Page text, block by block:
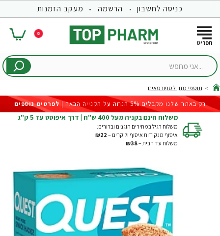
כניסה לחשבון הרשמה מעקב הזמנות
0
...אני
home
תוספי מזון לספורטאים
רק באתר שלנו מקבלים 5% הנחה על הקנייה הבאה |
לפרטים נוספים
משלוח חינם בקניה מעל 400 ש"ח | דרך איפוסט עד 5 ק"ג
משלוח רגיל במחירים הוגנים וברורים:
איסוף מנקודות איסוף ולוקרים – ₪22
משלוח עד הבית –₪38